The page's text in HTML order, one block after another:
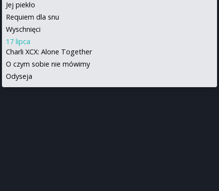
Jej piekło
Requiem dla snu
Wyschnięci
17 lipca
Charli XCX: Alone Together
O czym sobie nie mówimy
Odyseja